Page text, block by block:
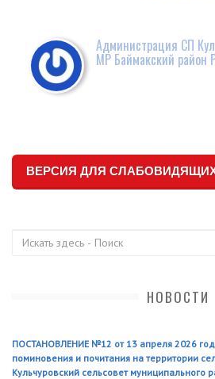
Администрация СП
МР Баймакский район
ВЕРСИЯ ДЛЯ
НОВОСТИ
ПОСТАНОВЛЕНИЕ №12 от 13 апреля 2026
поминовения и почитания на территории
Кульчуровский сельсовет муниципального